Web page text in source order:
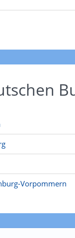
Vorpommern